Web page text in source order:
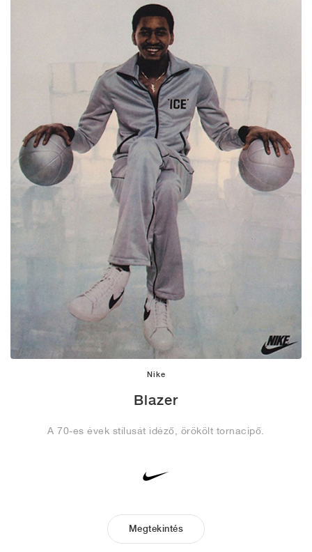
Nike
Blazer
A 70-es évek stílusát idéző, örökölt tornacipő.
Megtekintés